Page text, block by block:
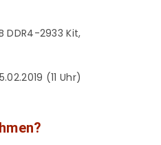
DDR4-2933 Kit,
(11 Uhr)